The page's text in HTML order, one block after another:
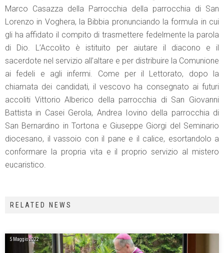
Marco Casazza della Parrocchia della parrocchia di San
Lorenzo in Voghera, la Bibbia pronunciando la formula in cui
gli ha affidato il compito di trasmettere fedelmente la parola
di Dio. L’Accolito è istituito per aiutare il diacono e il
sacerdote nel servizio all’altare e per distribuire la Comunione
ai fedeli e agli infermi. Come per il Lettorato, dopo la
chiamata dei candidati, il vescovo ha consegnato ai futuri
accoliti Vittorio Alberico della parrocchia di San Giovanni
Battista in Casei Gerola, Andrea Iovino della parrocchia di
San Bernardino in Tortona e Giuseppe Giorgi del Seminario
diocesano, il vassoio con il pane e il calice, esortandolo a
conformare la propria vita e il proprio servizio al mistero
eucaristico.
RELATED NEWS
5 Maggio 2022